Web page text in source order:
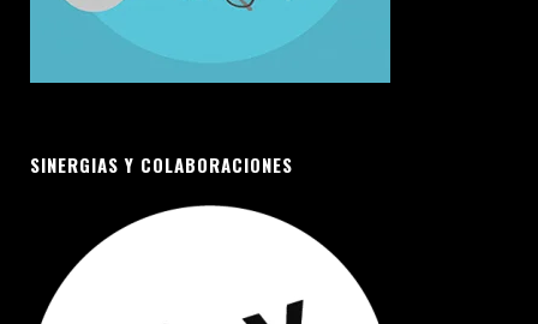
SINERGIAS Y COLABORACIONES